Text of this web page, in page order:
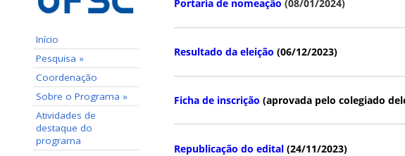
Início
Pesquisa »
Coordenação
Sobre o Programa »
Atividades de
destaque do
programa
Portaria de nomeação (08/01/2024)
Resultado da eleição (06/12/2023)
Ficha de inscrição (aprovada pelo colegiado
Republicação do edital (24/11/2023)